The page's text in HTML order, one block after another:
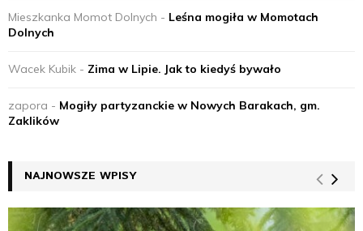
Mieszkanka Momot Dolnych - Leśna mogiła w Momotach
Dolnych
Wacek Kubik - Zima w Lipie. Jak to kiedyś bywało
zapora - Mogiły partyzanckie w Nowych Barakach, gm.
Zaklików
NAJNOWSZE WPISY